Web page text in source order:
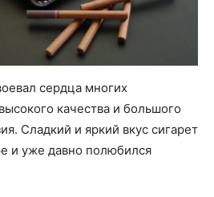
сердца многих
качества и большого
Сладкий и яркий вкус сигарет
и уже давно полюбился